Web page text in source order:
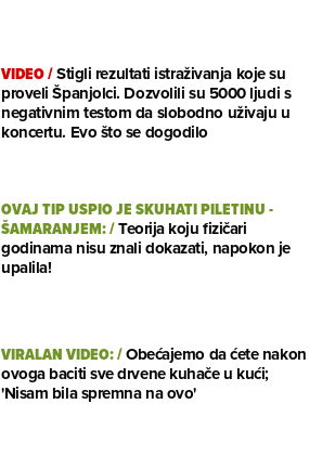
VIDEO/Stigli rezultati istraživanja koje su
proveli Španjolci. Dozvolili su 5000 ljudi s
negativnim testom da slobodno uživaju u
koncertu. Evo što se dogodilo
OVAJ TIP USPIO JE SKUHATI PILETINU -
ŠAMARANJEM:/Teorija koju fizičari
godinama nisu znali dokazati, napokon je
upalila!
VIRALAN VIDEO:/Obećajemo da ćete nakon
ovoga baciti sve drvene kuhače u kući;
'Nisam bila spremna na ovo'